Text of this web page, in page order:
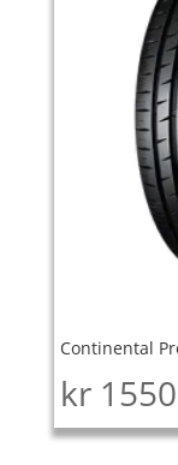
Continental
kr 1550